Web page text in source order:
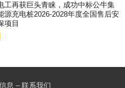
工再获巨头青睐，成功中标公牛集
源充电桩2026-2028年度全国售后安
项目
息 –联系我们